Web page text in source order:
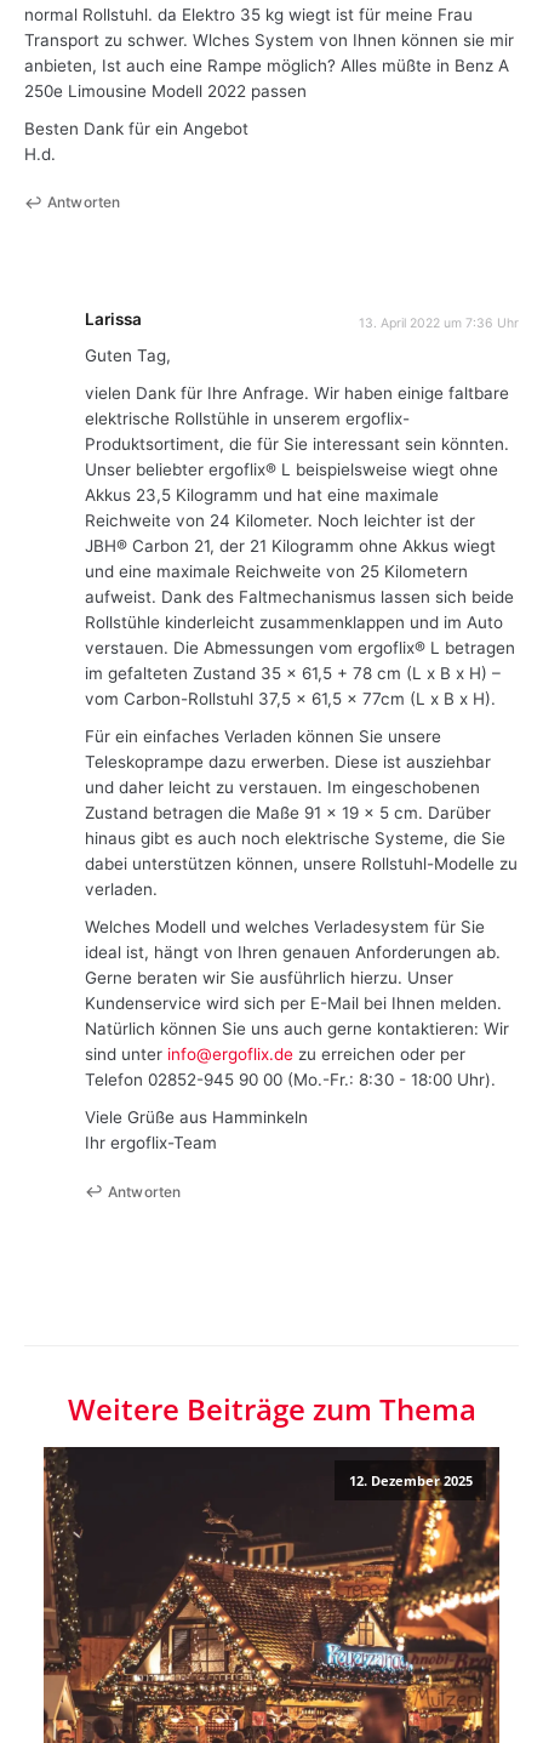
normal Rollstuhl. da Elektro 35 kg wiegt ist für meine Frau
Transport zu schwer. Wlches System von Ihnen können sie mir
anbieten, Ist auch eine Rampe möglich? Alles müßte in Benz A
250e Limousine Modell 2022 passen
Besten Dank für ein Angebot
H.d.
Antworten
Larissa 13. April 2022 um 7:36 Uhr
Guten Tag,
vielen Dank für Ihre Anfrage. Wir haben einige faltbare
elektrische Rollstühle in unserem ergoflix-
Produktsortiment, die für Sie interessant sein könnten.
Unser beliebter ergoflix® L beispielsweise wiegt ohne
Akkus 23,5 Kilogramm und hat eine maximale
Reichweite von 24 Kilometer. Noch leichter ist der
JBH® Carbon 21, der 21 Kilogramm ohne Akkus wiegt
und eine maximale Reichweite von 25 Kilometern
aufweist. Dank des Faltmechanismus lassen sich beide
Rollstühle kinderleicht zusammenklappen und im Auto
verstauen. Die Abmessungen vom ergoflix® L betragen
im gefalteten Zustand 35 x 61,5 + 78 cm (L x B x H) –
vom Carbon-Rollstuhl 37,5 x 61,5 x 77cm (L x B x H).
Für ein einfaches Verladen können Sie unsere
Teleskoprampe dazu erwerben. Diese ist ausziehbar
und daher leicht zu verstauen. Im eingeschobenen
Zustand betragen die Maße 91 x 19 x 5 cm. Darüber
hinaus gibt es auch noch elektrische Systeme, die Sie
dabei unterstützen können, unsere Rollstuhl-Modelle zu
verladen.
Welches Modell und welches Verladesystem für Sie
ideal ist, hängt von Ihren genauen Anforderungen ab.
Gerne beraten wir Sie ausführlich hierzu. Unser
Kundenservice wird sich per E-Mail bei Ihnen melden.
Natürlich können Sie uns auch gerne kontaktieren: Wir
sind unter info@ergoflix.de zu erreichen oder per
Telefon 02852-945 90 00 (Mo.-Fr.: 8:30 - 18:00 Uhr).
Viele Grüße aus Hamminkeln
Ihr ergoflix-Team
Antworten
Weitere Beiträge zum Thema
12. Dezember 2025